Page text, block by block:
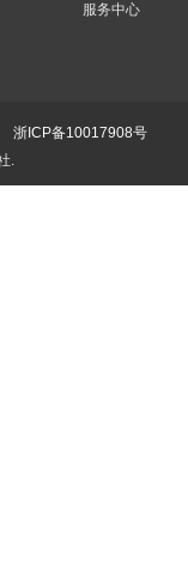
服务中心
浙ICP备10017908号
.